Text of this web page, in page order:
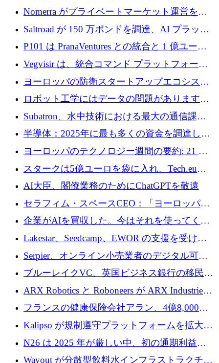
ドラウンドを終了
Nomerra がプライベートマーケット運営を自
動化するために 200 万ドルを調達
Saltroad が 150 万ポンドを調達、AI プラット
フォーム Ogma を買収して子ども向け言語療
P101 は PranaVentures との統合と 1 億ユーロ
のファンドによりシード投資に拡大
Vegvisir は、統合コマンド プラットフォーム
を通じて関連する無人システムを接続するた
めの資金を調達します
ヨーロッパの防衛スタートアップエコシステ
ムとなったハッカソン
ロボット工学にはデータの問題があります。
Macrodata Labs はそれを解決したいと考えて
Subatron、水中技術における最大の通信課題
の 1 つに取り組むために 16 万 2,000 ユーロを
半導体：2025年に最も多くの資金を調達した
10社
ヨーロッパのテクノロジー週間の要約: 21 億
ユーロの取引と Tech.eu Funding Explorer
スタークは5億ユーロを袋に入れ、Tech.eu
Funding Explorerの立ち上げ、そしてルクセン
ブルクの大きな野望
AI大臣、閣僚業務のためにChatGPTを敬遠
セラフィム・スペースCEO：「ヨーロッパは
追いつきつつある」
企業がAIを買収した。今はそれを使ってくれ
る人々が必要です
Lakestar、Seedcamp、EWOR の支援を受け、
SE3 が自律システム用の空間 AI プラットフォ
ームを発表
Serpier、オンライン小売業者のデジタル可視
性向上を支援するために 140 万ユーロを調達
ブルーレイクVC、英国ビジネス銀行の移民主
導スタートアップ支援で初のファンド獲得に
ARX Robotics と Roboneers が ARX Industries
を設立し、無人地上車両の生産を拡大
フランスの健康保険会社アラン、4億8,000万
ユーロの資金調達ラウンドで合意
Kalipso が規制遵守プラットフォームを拡大す
るために 320 万ドルを調達
N26 は 2025 年が厳しい中、初の通期利益を
達成
Wayout が分散型飲料水インフラストラクチャ